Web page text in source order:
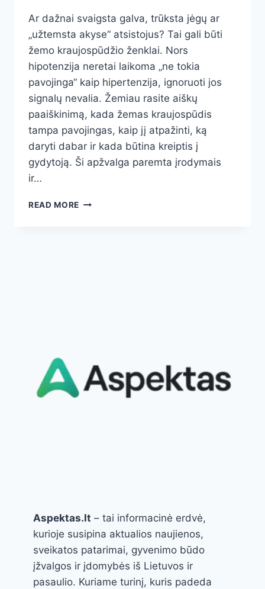
Ar dažnai svaigsta galva, trūksta jėgų ar
„užtemsta akyse“ atsistojus? Tai gali būti
žemo kraujospūdžio ženklai. Nors
hipotenzija neretai laikoma „ne tokia
pavojinga“ kaip hipertenzija, ignoruoti jos
signalų nevalia. Žemiau rasite aiškų
paaiškinimą, kada žemas kraujospūdis
tampa pavojingas, kaip jį atpažinti, ką
daryti dabar ir kada būtina kreiptis į
gydytoją. Ši apžvalga paremta įrodymais
ir…
READ MORE ŽEMAS
Aspektas.lt – tai informacinė erdvė,
kurioje susipina aktualios naujienos,
sveikatos patarimai, gyvenimo būdo
įžvalgos ir įdomybės iš Lietuvos ir
pasaulio. Kuriame turinį, kuris padeda